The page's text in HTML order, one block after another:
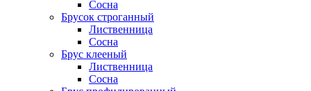
Сосна
Брусок строганный
Лиственница
Сосна
Брус клееный
Лиственница
Сосна